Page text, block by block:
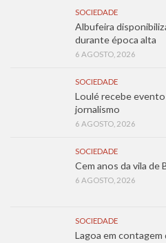
SOCIEDADE
Albufeira
durante época alta
6 AGOSTO, 2026
SOCIEDADE
Loulé recebe evento
jornalismo
6 AGOSTO, 2026
SOCIEDADE
Cem anos da vila de
6 AGOSTO, 2026
SOCIEDADE
Lagoa em contagem